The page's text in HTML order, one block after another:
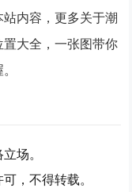
内容，更多关于潮
大全，一张图带你
场。
，不得转载。